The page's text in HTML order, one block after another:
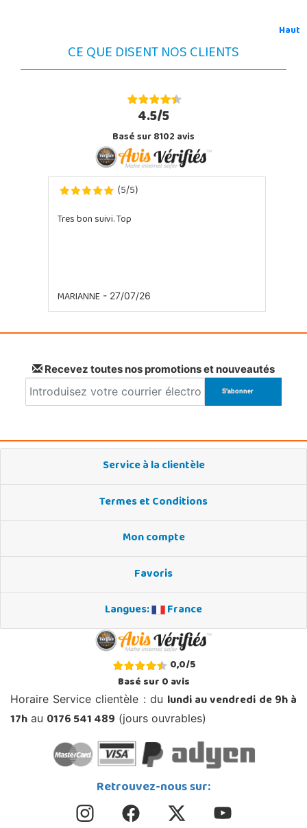
Haut
CE QUE DISENT NOS CLIENTS
4.5/5
Basé sur 8102 avis
(5/5)
Tres bon suivi. Top
MARIANNE- 27/07/26
Recevez toutes nos promotions et nouveautés
Service à la clientèle
Termes et Conditions
Mon compte
Favoris
Langues:
France
0,0/5
Basé sur0avis
Horaire Service clientèle : du lundi au vendredi de 9h à
17h au 0176 541 489 (jours ouvrables)
Retrouvez-nous sur: